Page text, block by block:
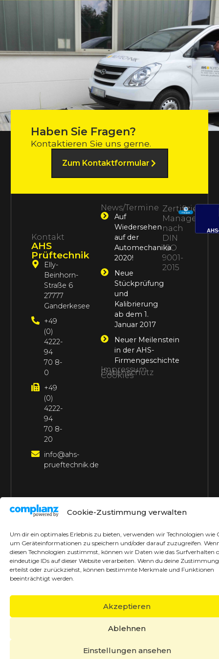
Cookie-Zustimmung verwalten
Um dir ein optimales Erlebnis zu bieten, verwenden wir Technologien wie
um Geräteinformationen zu speichern und/oder darauf zuzugreifen.
diesen Technologien zustimmst, können wir Daten wie das Surfverhalten
eindeutige IDs auf dieser Website verarbeiten. Wenn du deine
erteilst oder zurückziehst, können bestimmte Merkmale und Funktionen
beeinträchtigt werden.
Akzeptieren
Ablehnen
Einstellungen ansehen
Haben Sie Fragen?
Kontaktieren Sie uns gerne.
Zum Kontaktformular
News/Termine
Auf
Wiedersehen
auf der
Automechanika
2020!
Neue
Stückprüfung
und
Kalibrierung
ab dem 1.
Januar 2017
Neuer Meilenstein
in der AHS-
Firmengeschichte
Impressum
Datenschutz
Cookies
Kontakt
AHS
Prüftechnik
Elly-
Beinhorn-
Straße 6
27777
Ganderkesee
+49
(0)
4222-
94
70 8-
0
+49
(0)
4222-
94
70 8-
20
info@ahs-
prueftechnik.de
Zertifiziertes
nach
DIN
ISO
9001-
2015
©2026 AHS PrüftechnikAlle Rechte vorbehalten